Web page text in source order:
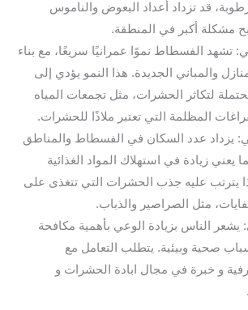
قد تزداد أعداد البعوض والناموس
مشكلة أكبر في المنطقة.
تشهد الفسطاط نموًا عمرانيًا سريعًا، مع بناء
والمباني الجديدة. هذا النمو يؤدي إلى
لتكاثر الحشرات، مثل تجمعات المياه
المظلمة التي تعتبر ملاذًا للحشرات.
يزداد عدد السكان في الفسطاط والمناطق
يعني زيادة في استهلاك المواد الغذائية
يترتب عليه جذب الحشرات التي تتغذى على
مثل الصراصير والذباب.
يشعر الناس بزيادة الوعي بأهمية مكافحة
صحية وبيئية. يتطلب التعامل مع
و خبرة في مجال ابادة الحشرات و